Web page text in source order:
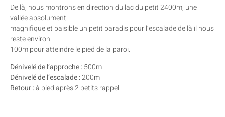
De là, nous montrons en direction du lac du petit 2400m, une
vallée absolument
magnifique et paisible un petit paradis pour l’escalade de là il nous
reste environ
100m pour atteindre le pied de la paroi.
Dénivelé de l’approche :500m
Dénivelé de l’escalade :200m
Retour :à pied après 2 petits rappel